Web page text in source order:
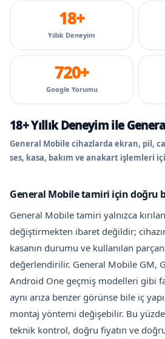
18+
Yıllık Deneyim
720+
Google Yorumu
18+ Yıllık Deneyim ile
General Mobile cihazlarda ekran, pil,
ses, kasa, bakım ve anakart işlemleri
General Mobile tamiri için doğru
General Mobile tamiri yalnızca
değiştirmekten ibaret değildir;
kasanın durumu ve kullanılan
değerlendirilir. General Mobile GM,
Android One geçmiş modelleri gibi
aynı arıza benzer görünse bile iç
montaj yöntemi değişebilir. Bu
teknik kontrol, doğru fiyatın ve